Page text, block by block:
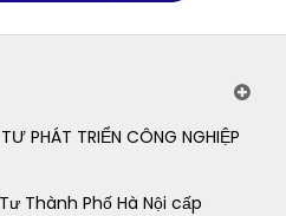
PHÁT TRIỂN CÔNG NGHIỆP
Thành Phố Hà Nội cấp